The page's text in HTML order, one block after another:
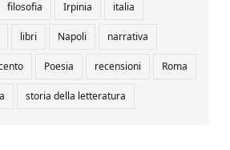
filosofia Irpinia italia
libri Napoli narrativa
Poesia recensioni Roma
storia della letteratura